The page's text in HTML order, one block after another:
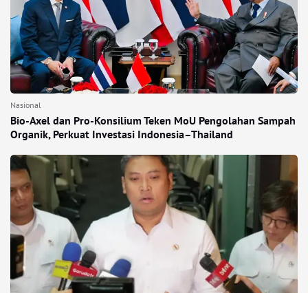
Nasional
Bio-Axel dan Pro-Konsilium Teken MoU Pengolahan Sampah
Organik, Perkuat Investasi Indonesia–Thailand